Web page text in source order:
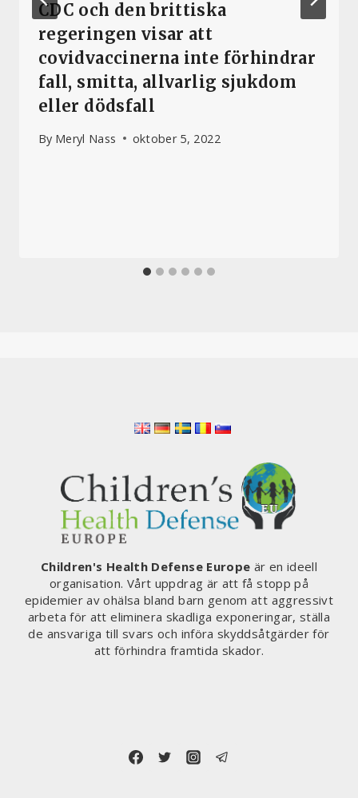
CDC och den brittiska
regeringen visar att
covidvaccinerna inte förhindrar
fall, smitta, allvarlig sjukdom
eller dödsfall
By Meryl Nass oktober 5, 2022
Children's Health Defense Europe är en ideell
organisation. Vårt uppdrag är att få stopp på
epidemier av ohälsa bland barn genom att aggressivt
arbeta för att eliminera skadliga exponeringar, ställa
de ansvariga till svars och införa skyddsåtgärder för
att förhindra framtida skador.